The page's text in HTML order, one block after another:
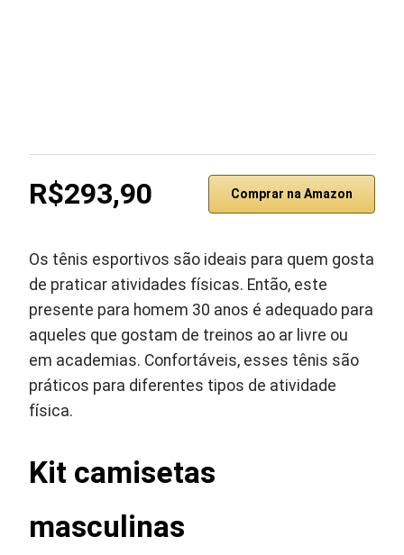
R$293,90 Comprar na Amazon
Os tênis esportivos são ideais para quem gosta
de praticar atividades físicas. Então, este
presente para homem 30 anos é adequado para
aqueles que gostam de treinos ao ar livre ou
em academias. Confortáveis, esses tênis são
práticos para diferentes tipos de atividade
física.
Kit camisetas
masculinas